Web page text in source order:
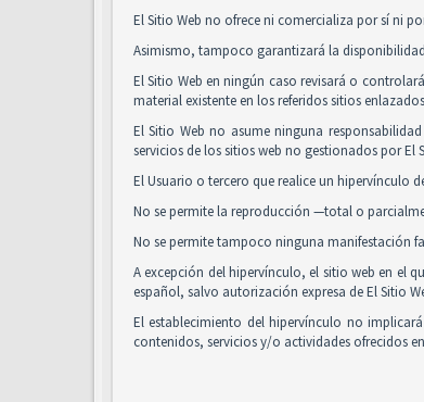
El Sitio Web no ofrece ni comercializa por sí ni
Asimismo, tampoco garantizará la
El Sitio Web en ningún caso revisará o
material existente en los referidos sitios
El Sitio Web no asume ninguna
servicios de los sitios web no gestionados por El
El Usuario o tercero que realice un hipervínculo
No se permite la reproducción —total o
No se permite tampoco ninguna manifestación
A excepción del hipervínculo, el sitio web en el
español, salvo autorización expresa de El Sitio
El establecimiento del hipervínculo no
contenidos, servicios y/o actividades ofrecidos